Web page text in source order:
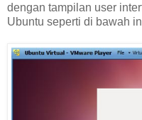
dengan tampilan user
Ubuntu seperti di bawah